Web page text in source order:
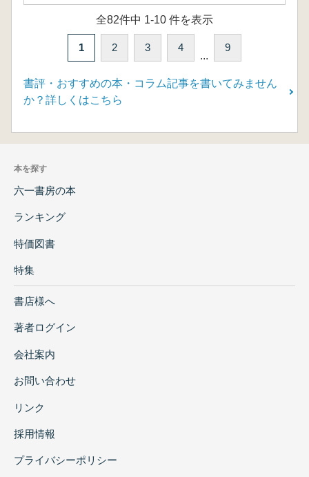
全82件中 1-10 件を表示
1 2 3 4
...
9
書評・おすすめの本・コラム記事を書いてみません
か？詳しくはこちら
本を探す
六一書房の本
ランキング
特価図書
特集
書店様へ
著者ログイン
会社案内
お問い合わせ
リンク
採用情報
プライバシーポリシー